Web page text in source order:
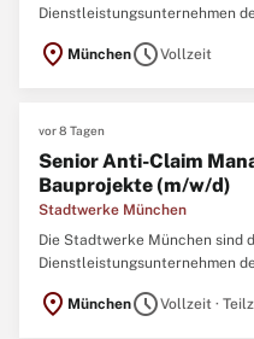
Dienstleistungsunternehmen
den Leistungen des Konzerns
Region mit Energie und
location_on MünchenscheduleVollzeit
vor 8 Tagen
Senior Anti-Claim
Bauprojekte (m/w/d)
Stadtwerke München
Die Stadtwerke München sind
Dienstleistungsunternehmen
den Leistungen des Konzerns
Region mit Energie und
location_on MünchenscheduleVollzeit ·